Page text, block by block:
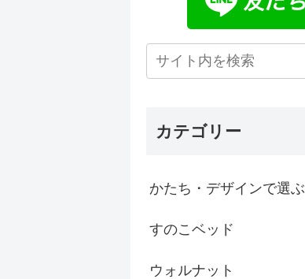
カテゴリー
かたち・デザインで選ぶ
すのこベッド
ウォルナット